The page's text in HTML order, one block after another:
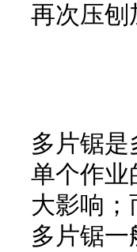
再次压刨
多片锯
单个作业
大影响
多片锯